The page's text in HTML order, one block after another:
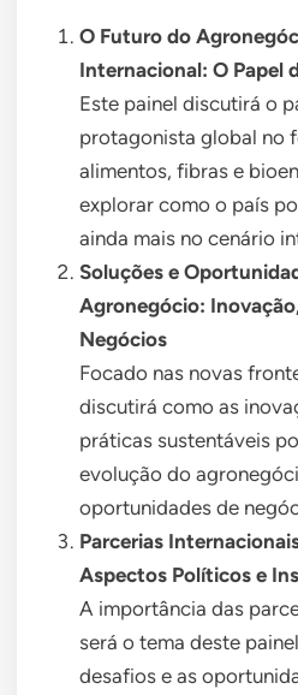
O Futuro do
Internacional: O Papel
Este painel discutirá o
protagonista global no
alimentos, fibras e
explorar como o país
ainda mais no cenário
Soluções e
Agronegócio:
Negócios
Focado nas novas
discutirá como as
práticas sustentáveis
evolução do
oportunidades de
Parcerias
Aspectos Políticos e
A importância das
será o tema deste
desafios e as